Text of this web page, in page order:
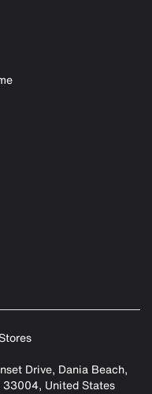
Drive, Dania Beach,
33004, United States